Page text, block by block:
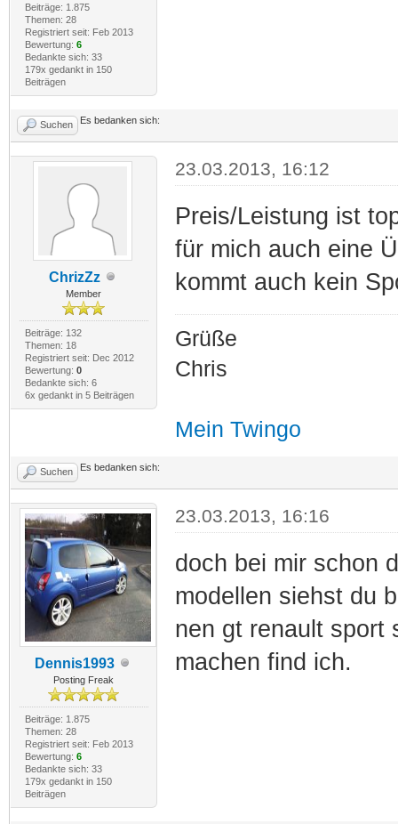
Beiträge: 1.875
Themen: 28
Registriert seit: Feb 2013
Bewertung: 6
Bedankte sich: 33
179x gedankt in 150
Beiträgen
Suchen Es bedanken sich:
ChrizZz
Member
Beiträge: 132
Themen: 18
Registriert seit: Dec 2012
Bewertung: 0
Bedankte sich: 6
6x gedankt in 5 Beiträgen
23.03.2013, 16:12
Preis/Leistung ist
für mich auch eine
kommt auch kein
Grüße
Chris
Mein Twingo
Suchen Es bedanken sich:
Dennis1993
Posting Freak
Beiträge: 1.875
Themen: 28
Registriert seit: Feb 2013
Bewertung: 6
Bedankte sich: 33
179x gedankt in 150
Beiträgen
23.03.2013, 16:16
doch bei mir schon
modellen siehst du
nen gt renault sport
machen find ich.